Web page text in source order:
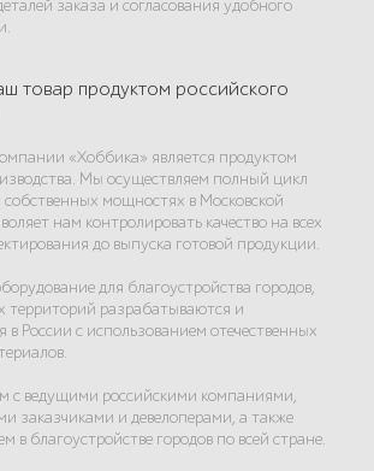
заказа и согласования удобного
товар продуктом российского
«Хоббика» является продуктом
Мы осуществляем полный цикл
собственных мощностях в Московской
нам контролировать качество на всех
до выпуска готовой продукции.
для благоустройства городов,
территорий разрабатываются и
в России с использованием отечественных
с ведущими российскими компаниями,
заказчиками и девелоперами, а также
в благоустройстве городов по всей стране.